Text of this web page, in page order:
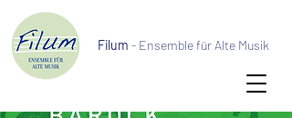
Filum - Ensemble für Alte Musik